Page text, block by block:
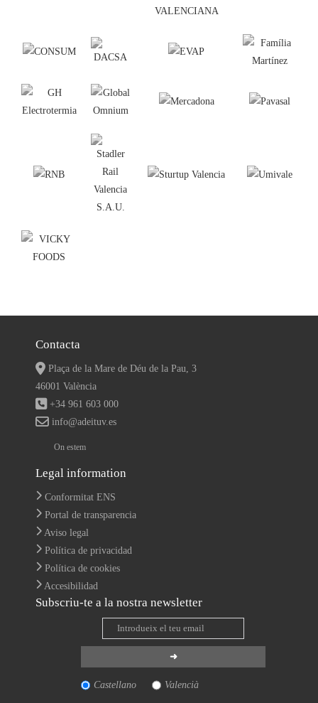
Contacta
Plaça de la Mare de Déu de la Pau, 3
46001 València
+34 961 603 000
info@adeituv.es
On estem
Legal information
Conformitat ENS
Portal de transparencia
Aviso legal
Política de privacidad
Política de cookies
Accesibilidad
Subscriu-te a la nostra newsletter
Castellano Valencià